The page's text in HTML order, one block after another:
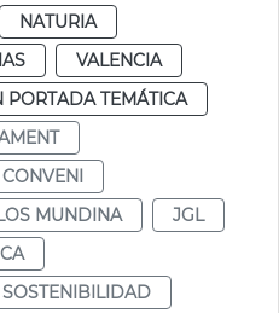
NATURIA
VALENCIA
PORTADA TEMÁTICA
CONVENI
MUNDINA
JGL
SOSTENIBILIDAD